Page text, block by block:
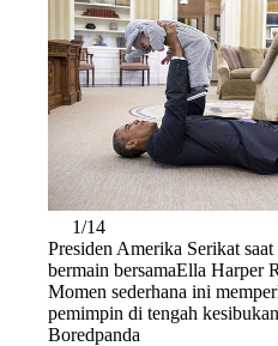
1/14
Presiden Amerika Serikat
bermain bersamaElla Harper
Momen sederhana ini
pemimpin di tengah
Boredpanda